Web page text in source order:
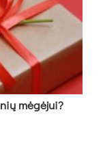
mėgėjui?